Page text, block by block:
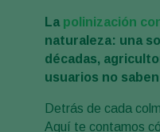
La polinización
naturaleza: una
décadas,
usuarios no
Detrás de cada
Aquí te contamos